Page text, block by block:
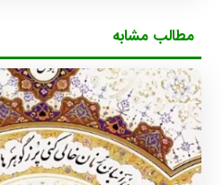
مطالب مشابه